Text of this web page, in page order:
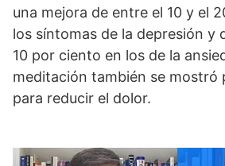
una mejora de entre el 10 y el
los síntomas de la depresión y
10 por ciento en los de la
meditación también se mostró
para reducir el dolor.